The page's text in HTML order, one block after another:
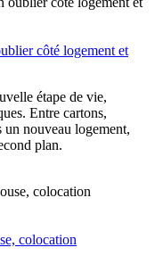
côté logement et
étape de vie,
Entre cartons,
un nouveau logement,
plan.
colocation